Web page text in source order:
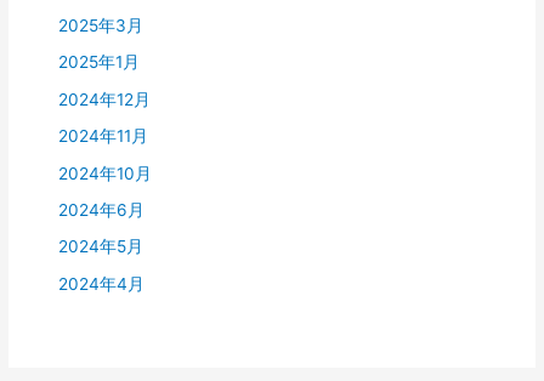
2025年3月
2025年1月
2024年12月
2024年11月
2024年10月
2024年6月
2024年5月
2024年4月